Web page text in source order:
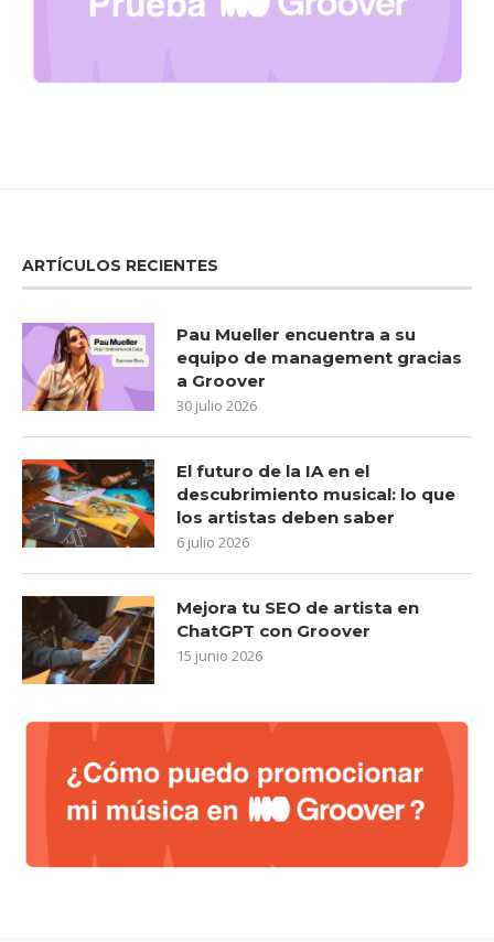
ARTÍCULOS RECIENTES
Pau Mueller encuentra a su
equipo de management gracias
a Groover
30 julio 2026
El futuro de la IA en el
descubrimiento musical: lo que
los artistas deben saber
6 julio 2026
Mejora tu SEO de artista en
ChatGPT con Groover
15 junio 2026